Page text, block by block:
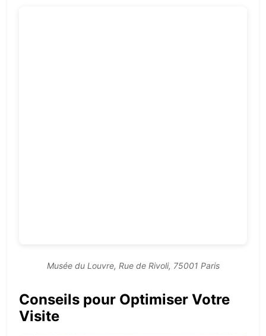
Musée du Louvre, Rue de Rivoli, 75001 Paris
Conseils pour Optimiser Votre
Visite